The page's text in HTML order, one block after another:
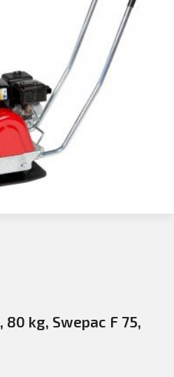
kg, Swepac F 75,